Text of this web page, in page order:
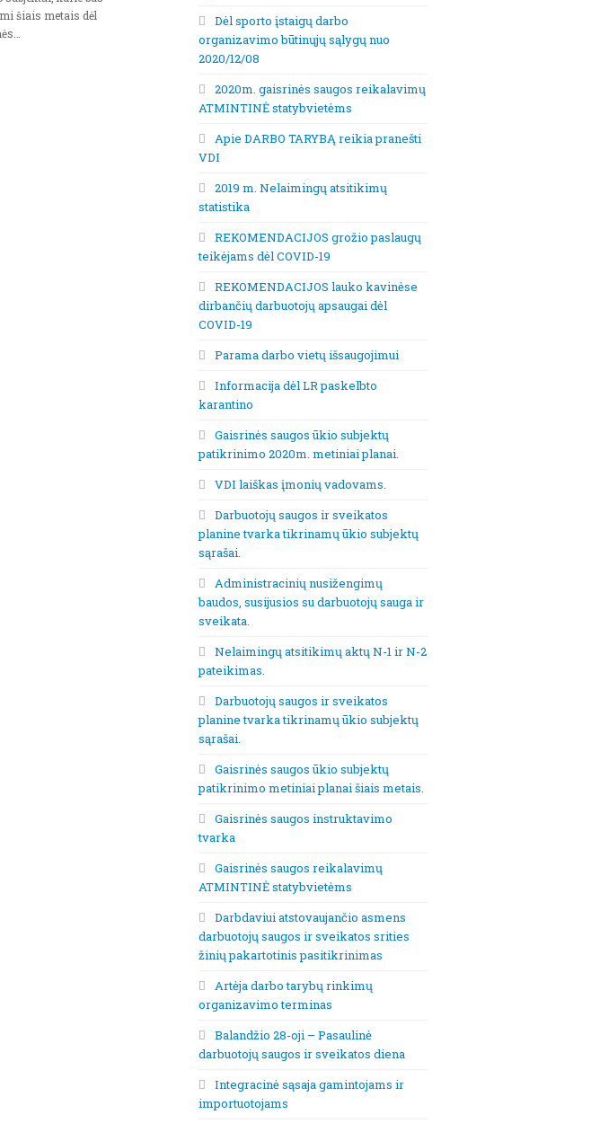
šiais metais dėl
Dėl sporto įstaigų darbo
organizavimo būtinųjų sąlygų nuo
2020/12/08
2020m. gaisrinės saugos reikalavimų
ATMINTINĖ statybvietėms
Apie DARBO TARYBĄ reikia pranešti
VDI
2019 m. Nelaimingų atsitikimų
statistika
REKOMENDACIJOS grožio paslaugų
teikėjams dėl COVID-19
REKOMENDACIJOS lauko kavinėse
dirbančių darbuotojų apsaugai dėl
COVID-19
Parama darbo vietų išsaugojimui
Informacija dėl LR paskelbto
karantino
Gaisrinės saugos ūkio subjektų
patikrinimo 2020m. metiniai planai.
VDI laiškas įmonių vadovams.
Darbuotojų saugos ir sveikatos
planine tvarka tikrinamų ūkio subjektų
sąrašai.
Administracinių nusižengimų
baudos, susijusios su darbuotojų sauga ir
sveikata.
Nelaimingų atsitikimų aktų N-1 ir N-2
pateikimas.
Darbuotojų saugos ir sveikatos
planine tvarka tikrinamų ūkio subjektų
sąrašai.
Gaisrinės saugos ūkio subjektų
patikrinimo metiniai planai šiais metais.
Gaisrinės saugos instruktavimo
tvarka
Gaisrinės saugos reikalavimų
ATMINTINĖ statybvietėms
Darbdaviui atstovaujančio asmens
darbuotojų saugos ir sveikatos srities
žinių pakartotinis pasitikrinimas
Artėja darbo tarybų rinkimų
organizavimo terminas
Balandžio 28-oji – Pasaulinė
darbuotojų saugos ir sveikatos diena
Integracinė sąsaja gamintojams ir
importuotojams